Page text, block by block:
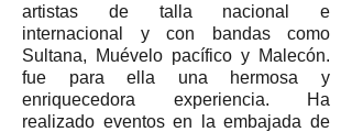
artistas de talla nacional e
internacional y con bandas como
Sultana, Muévelo pacífico y Malecón.
fue para ella una hermosa y
enriquecedora experiencia. Ha
realizado eventos en la embajada de